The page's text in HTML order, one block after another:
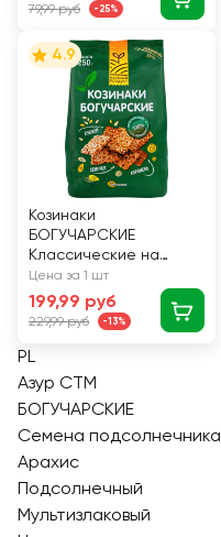
79,99 руб -25%
4.9
Козинаки
БОГУЧАРСКИЕ
Классические на
основе семян
подсолнечника и
кунжута, 250г
Цена за 1 шт
199,99 руб
229,99 руб -13%
PL
Азур СТМ
БОГУЧАРСКИЕ
Семена подсолнечника
Арахис
Подсолнечный
Мультизлаковый